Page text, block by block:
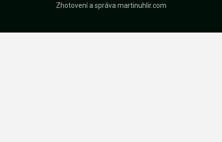
Zhotovení a správamartinuhlir.com